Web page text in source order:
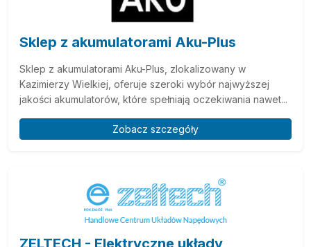
Sklep z akumulatorami Aku-Plus
Sklep z akumulatorami Aku-Plus, zlokalizowany w
Kazimierzy Wielkiej, oferuje szeroki wybór najwyższej
jakości akumulatorów, które spełniają oczekiwania nawet...
Zobacz szczegóły
ZELTECH - Elektryczne układy